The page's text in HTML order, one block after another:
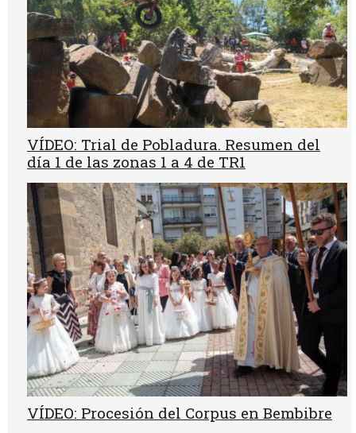
VÍDEO: Trial de Pobladura. Resumen del
día 1 de las zonas 1 a 4 de TR1
VÍDEO: Procesión del Corpus en Bembibre